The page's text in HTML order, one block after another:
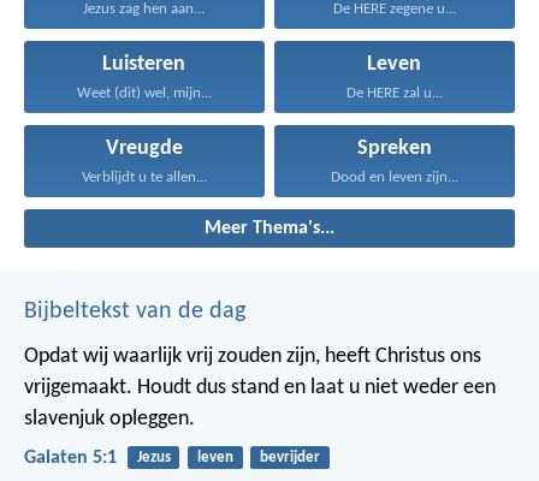
Jezus zag hen aan... De HERE zegene u...
Luisteren
Weet (dit) wel, mijn...
Leven
De HERE zal u...
Vreugde
Verblijdt u te allen...
Spreken
Dood en leven zijn...
Meer Thema's...
Bijbeltekst van de dag
Opdat wij waarlijk vrij zouden zijn, heeft Christus ons
vrijgemaakt. Houdt dus stand en laat u niet weder een
slavenjuk opleggen.
Galaten 5:1 Jezus leven bevrijder